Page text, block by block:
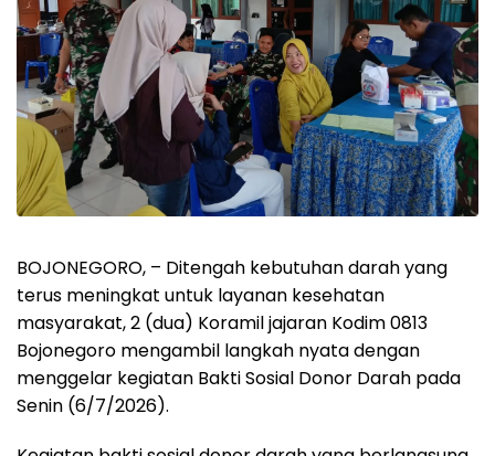
BOJONEGORO, – Ditengah kebutuhan darah yang
terus meningkat untuk layanan kesehatan
masyarakat, 2 (dua) Koramil jajaran Kodim 0813
Bojonegoro mengambil langkah nyata dengan
menggelar kegiatan Bakti Sosial Donor Darah pada
Senin (6/7/2026).